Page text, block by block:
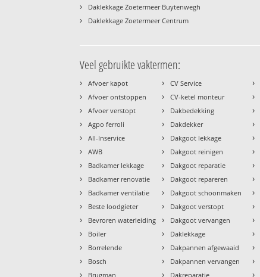
› Daklekkage Zoetermeer Buytenwegh
› Daklekkage Zoetermeer Centrum
Veel gebruikte vaktermen:
› Afvoer kapot
› Afvoer ontstoppen
› Afvoer verstopt
› Agpo ferroli
› All-Inservice
› AWB
› Badkamer lekkage
› Badkamer renovatie
› Badkamer ventilatie
› Beste loodgieter
› Bevroren waterleiding
› Boiler
› Borrelende
› Bosch
› Brugman
› CV Service
› CV-ketel monteur
› Dakbedekking
› Dakdekker
› Dakgoot lekkage
› Dakgoot reinigen
› Dakgoot reparatie
› Dakgoot repareren
› Dakgoot schoonmaken
› Dakgoot verstopt
› Dakgoot vervangen
› Daklekkage
› Dakpannen afgewaaid
› Dakpannen vervangen
› Dakreparatie
›
›
›
›
›
›
›
›
›
›
›
›
›
›
›